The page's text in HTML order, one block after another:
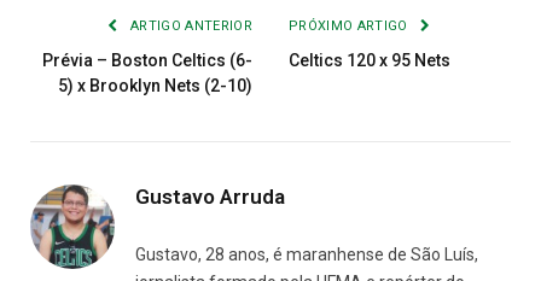
ARTIGO ANTERIOR
Prévia – Boston Celtics (6-
5) x Brooklyn Nets (2-10)
PRÓXIMO ARTIGO
Celtics 120 x 95 Nets
Gustavo Arruda
Gustavo, 28 anos, é maranhense de São Luís,